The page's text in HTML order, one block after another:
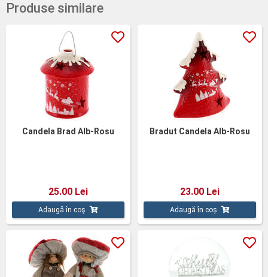
Produse similare
Candela Brad Alb-Rosu
25.00 Lei
Adaugă în coș
Bradut Candela Alb-Rosu
23.00 Lei
Adaugă în coș